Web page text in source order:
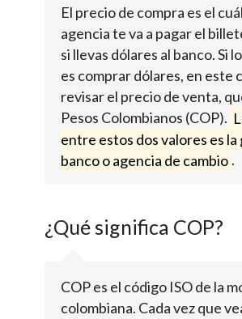
El precio de compra es el
agencia te va a pagar el
si llevas dólares al banco. Si
es comprar dólares, en este
revisar el precio de venta,
Pesos Colombianos (COP).
entre estos dos valores es la
banco o agencia de cambio .
¿Qué significa COP?
COP es el código ISO de la
colombiana. Cada vez que